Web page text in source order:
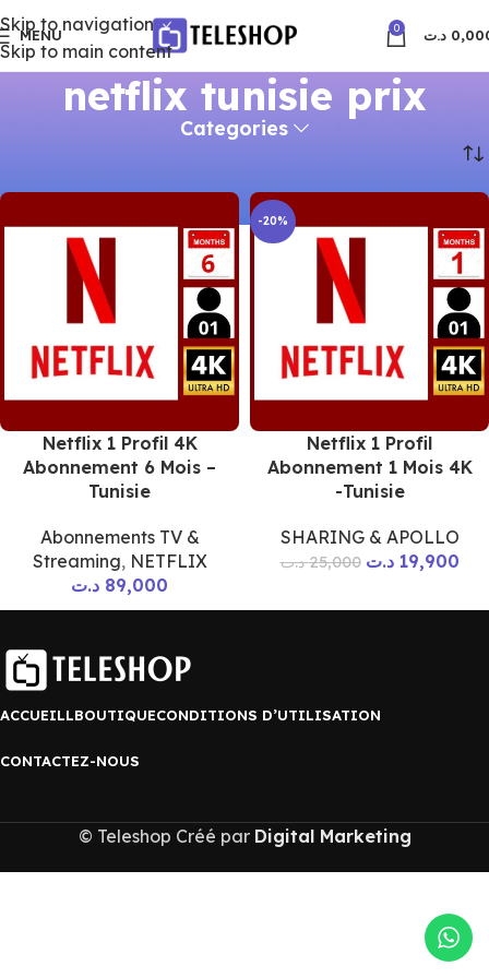
Skip to navigation
Skip to main content
MENU 0 د.ت
netflix tunisie prix
Categories
Netflix 1 Profil 4K
Abonnement 6 Mois –
Tunisie
Abonnements TV &
Streaming, NETFLIX
89,000 د.ت
-20%
Netflix 1 Profil
Abonnement 1 Mois 4K
-Tunisie
SHARING & APOLLO
25,000 د.ت 19,900 د.ت
ACCUEILLBOUTIQUECONDITIONS D’UTILISATION
CONTACTEZ-NOUS
© Teleshop Créé par Digital Marketing